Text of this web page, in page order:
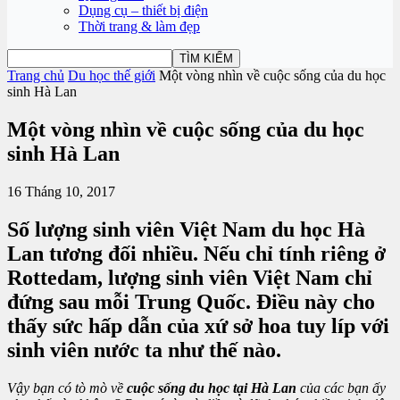
Dụng cụ – thiết bị điện
Thời trang & làm đẹp
Trang chủ Du học thế giới Một vòng nhìn về cuộc sống của du học
sinh Hà Lan
Một vòng nhìn về cuộc sống của du học
sinh Hà Lan
16 Tháng 10, 2017
Số lượng sinh viên Việt Nam du học Hà
Lan tương đối nhiều. Nếu chỉ tính riêng ở
Rottedam, lượng sinh viên Việt Nam chỉ
đứng sau mỗi Trung Quốc. Điều này cho
thấy sức hấp dẫn của xứ sở hoa tuy líp với
sinh viên nước ta như thế nào.
Vậy bạn có tò mò về cuộc sống du học tại Hà Lan của các bạn ấy